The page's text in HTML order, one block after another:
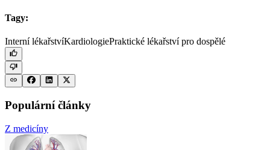
Tagy:
Interní lékařstvíKardiologiePraktické lékařství pro dospělé
Populární články
Z medicíny